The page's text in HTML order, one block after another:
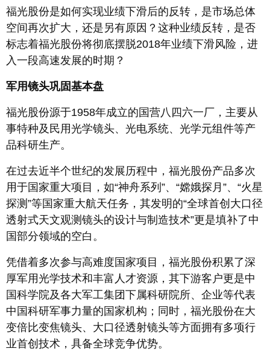
福光股份是如何实现业绩下滑后的反转，是市场总体
空间再次扩大，还是另有原因？这种业绩反转，是否
标志着福光股份将彻底摆脱2018年业绩下滑风险，进
入一段高速发展的时期？
军用镜头巩固基本盘
福光股份源于1958年成立的国营八四六一厂，主要从
事特种及民用光学镜头、光电系统、光学元组件等产
品科研生产。
在过去近半个世纪的发展历程中，福光股份产品多次
用于国家重大项目，如“神舟系列”、“嫦娥探月”、“火星
探测”等国家重大航天任务，其发明的“全球首创大口径
透射式天文观测镜头的设计与制造技术”更是填补了中
国部分领域的空白。
凭借着多次参与高难度国家项目，福光股份积累了深
厚军用光学技术和丰富人才资源，其下游客户更是中
国科学院及各大军工集团下属科研院所、企业等代表
中国科研军事力量的国家机构；同时，福光股份在大
变倍比变焦镜头、大口径透射镜头等方面拥有多项行
业首创技术，具备全球竞争优势。